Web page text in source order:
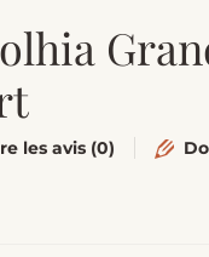
les avis (0)